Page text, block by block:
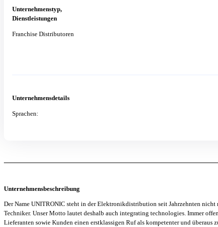
Unternehmenstyp,
Dienstleistungen
Franchise Distributoren
Unternehmensdetails
Sprachen:
Unternehmensbeschreibung
Der Name UNITRONIC steht in der Elektronikdistribution seit Jahrzehnten
Techniker. Unser Motto lautet deshalb auch integrating technologies. Immer
Lieferanten sowie Kunden einen erstklassigen Ruf als kompetenter und